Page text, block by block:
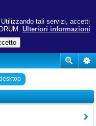
tali servizi, accetti
Ulteriori informazioni